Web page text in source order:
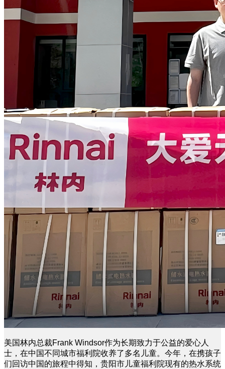
美国林内总裁Frank Windsor作为长期致力于公益的爱心人
士，在中国不同城市福利院收养了多名儿童。今年，在携孩子
们回访中国的旅程中得知，贵阳市儿童福利院现有的热水系统